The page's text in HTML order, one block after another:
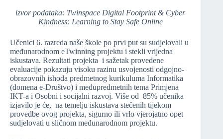
izvor podataka: Twinspace Digital Footprint & Cyber
Kindness: Learning to Stay Safe Online
Učenici 6. razreda naše škole po prvi put su sudjelovali u
međunarodnom eTwinning projektu i stekli vrijedna
iskustava. Rezultati projekta i sažetak provedene
evaluacije pokazuju visoku razinu usvojenosti odgojno-
obrazovnih ishoda predmetnog kurikuluma Informatika
(domena e-Društvo) i međupredmetnih tema Primjena
IKT-a i Osobni i socijalni razvoj. Više od 85% učenika
izjavilo je će, na temelju iskustava stečenih tijekom
provedbe ovog projekta, sigurno ili vrlo vjerojatno opet
sudjelovati u sličnom međunarodnom projektu.